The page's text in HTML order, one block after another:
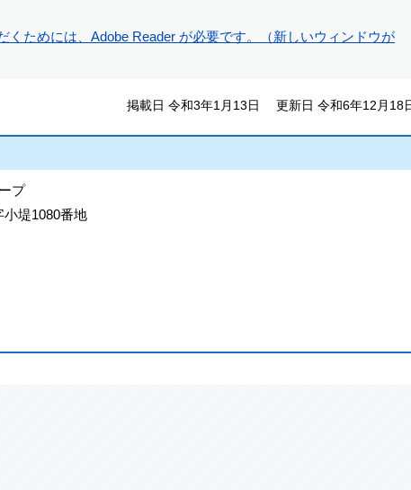
くためには、Adobe Reader が必要です。（新しいウィンドウが
掲載日 令和3年1月13日 更新日 令和6年12月18
プ
小堤1080番地